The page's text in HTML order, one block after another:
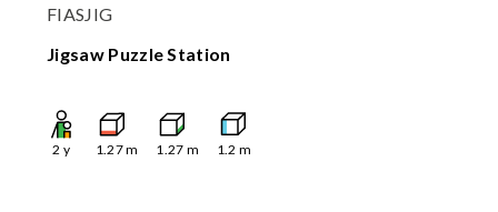
FIASJIG
Jigsaw Puzzle Station
2 y 1.27m 1.27 m 1.2 m